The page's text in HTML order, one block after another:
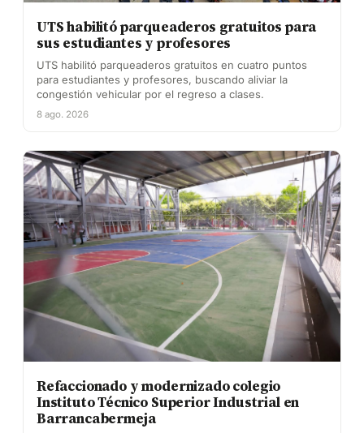
UTS habilitó parqueaderos gratuitos para
sus estudiantes y profesores
UTS habilitó parqueaderos gratuitos en cuatro puntos
para estudiantes y profesores, buscando aliviar la
congestión vehicular por el regreso a clases.
8 ago. 2026
Refaccionado y modernizado colegio
Instituto Técnico Superior Industrial en
Barrancabermeja